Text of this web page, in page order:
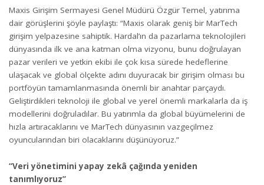
Maxis Girişim Sermayesi Genel Müdürü Özgür Temel, yatırıma
dair görüşlerini şöyle paylaştı: “Maxis olarak geniş bir MarTech
girişim yelpazesine sahiptik. Hardal’ın da pazarlama teknolojileri
dünyasında ilk ve ana katman olma vizyonu, bunu doğrulayan
pazar verileri ve yetkin ekibi ile çok kısa sürede hedeflerine
ulaşacak ve global ölçekte adını duyuracak bir girişim olması bu
portföyün tamamlanmasında önemli bir anahtar parçaydı.
Geliştirdikleri teknoloji ile global ve yerel önemli markalarla da iş
modellerini doğruladılar. Bu yatırımla da global büyümelerini de
hızla artıracaklarını ve MarTech dünyasının vazgeçilmez
oyuncularından biri olacaklarını düşünüyoruz.”
“Veri yönetimini yapay zekâ çağında yeniden
tanımlıyoruz”